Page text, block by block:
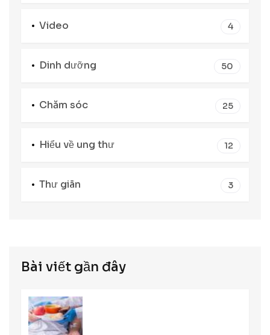
Video 4
Dinh dưỡng 50
Chăm sóc 25
Hiểu về ung thư 12
Thư giãn 3
Bài viết gần đây